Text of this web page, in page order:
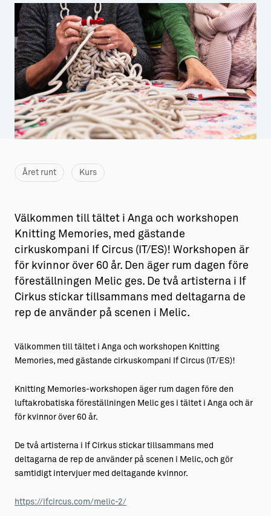
Aktiviteter
Sustainable Plejs
Möten & kongresser
Hansestaden världsarv
Gotlands kulturarv
Almedalsveckan
Medeltidsveckan
→ Gutamål och gotländska
Allt om bostad
→ Hyra bostad
→ Köpa bostad
→ Bygga hus
Allt om livet på Ön
→ Fritidsliv
→ Idrottsliv
→ Tonårsliv
Barn & Familj
Året runt Kurs
Välkommen till tältet i Anga och workshopen
Knitting Memories, med gästande
cirkuskompani If Circus (IT/ES)! Workshopen är
för kvinnor över 60 år. Den äger rum dagen före
föreställningen Melic ges. De två artisterna i If
Cirkus stickar tillsammans med deltagarna de
rep de använder på scenen i Melic.
Välkommen till tältet i Anga och workshopen Knitting
Memories, med gästande cirkuskompani If Circus (IT/ES)!
Knitting Memories-workshopen äger rum dagen före den
luftakrobatiska föreställningen Melic ges i tältet i Anga och är
för kvinnor över 60 år.
De två artisterna i If Cirkus stickar tillsammans med
deltagarna de rep de använder på scenen i Melic, och gör
samtidigt intervjuer med deltagande kvinnor.
https://ifcircus.com/melic-2/